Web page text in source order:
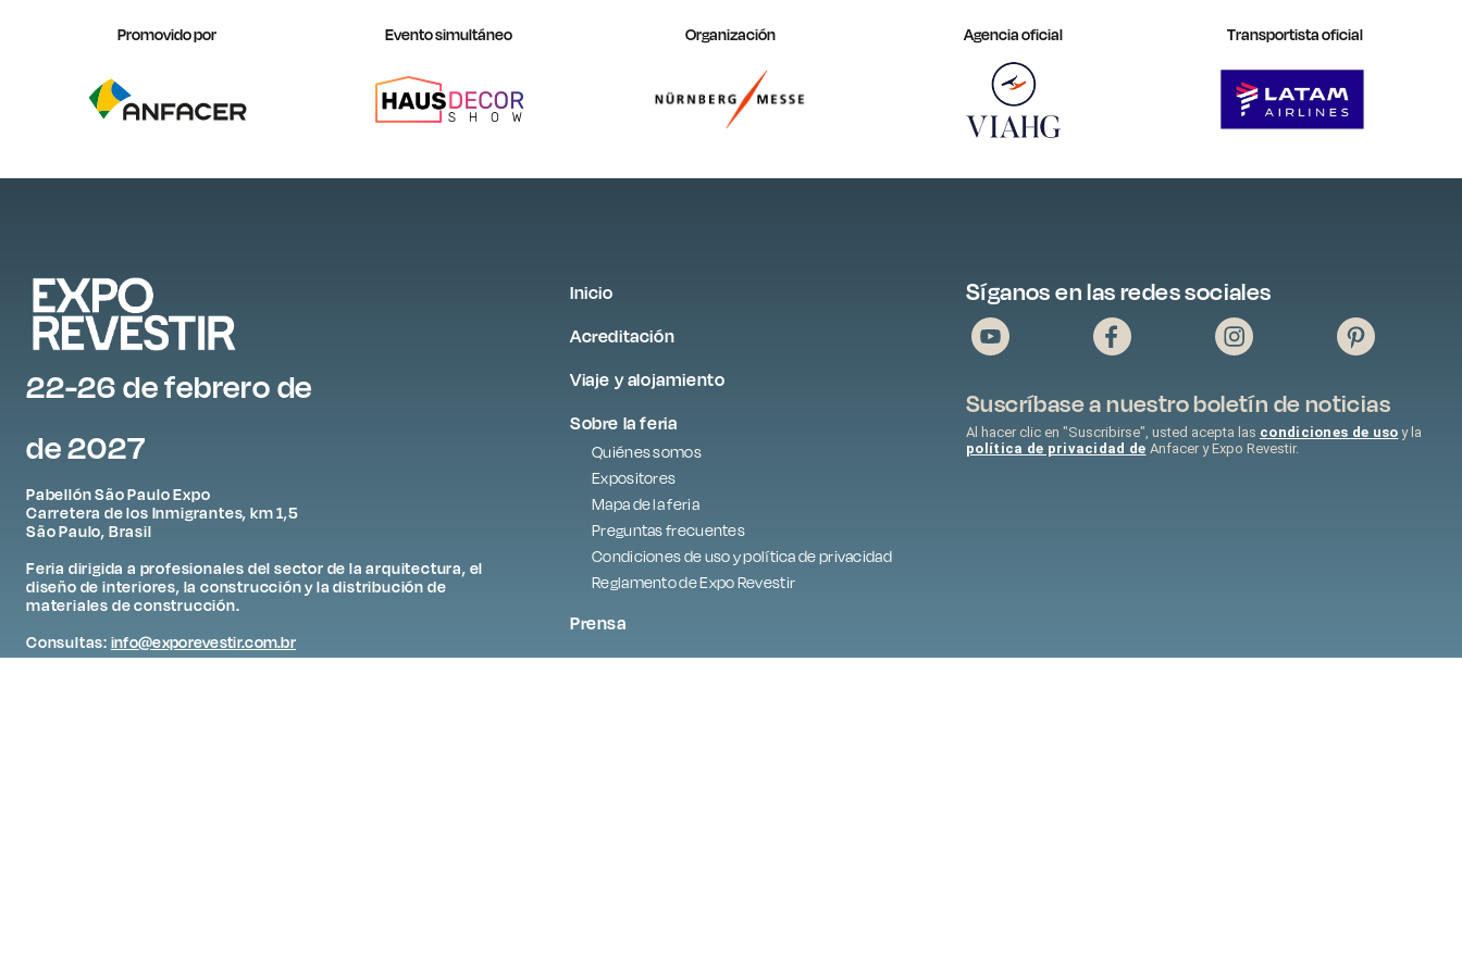
Promovido por Evento simultáneo Organización Agencia oficial Transportista oficial
22-26 de febrero de
de 2027
Pabellón São Paulo Expo
Carretera de los Inmigrantes, km 1,5
São Paulo, Brasil
Feria dirigida a profesionales del sector de la arquitectura, el
diseño de interiores, la construcción y la distribución de
materiales de construcción.
Consultas: info@exporevestir.com.br
Inicio
Acreditación
Viaje y alojamiento
Sobre la feria
Quiénes somos
Expositores
Mapa de la feria
Preguntas frecuentes
Condiciones de uso y política de privacidad
Reglamento de Expo Revestir
Prensa
Síganos en las redes sociales
Suscríbase a nuestro boletín de noticias
Al hacer clic en "Suscribirse", usted acepta las condiciones de uso y la
política de privacidad de Anfacer y Expo Revestir.